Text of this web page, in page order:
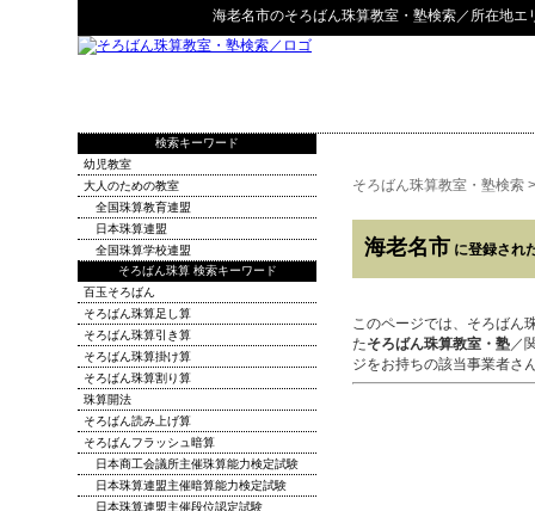
海老名市のそろばん珠算教室・塾検索／所在地エ
そろばん珠算教室・塾検索
海老名市 に登録され
このページでは、そろばん
たそろばん珠算教室・塾／
ジをお持ちの該当事業者さ
検索キーワード
幼児教室
大人のための教室
全国珠算教育連盟
日本珠算連盟
全国珠算学校連盟
そろばん珠算 検索キーワード
百玉そろばん
そろばん珠算足し算
そろばん珠算引き算
そろばん珠算掛け算
そろばん珠算割り算
珠算開法
そろばん読み上げ算
そろばんフラッシュ暗算
日本商工会議所主催珠算能力検定試験
日本珠算連盟主催暗算能力検定試験
日本珠算連盟主催段位認定試験